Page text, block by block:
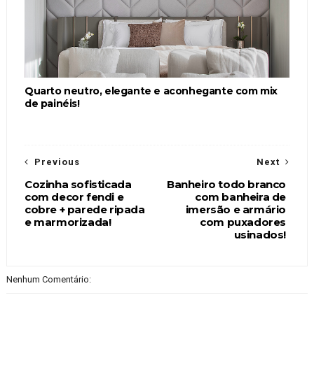
Quarto neutro, elegante e aconhegante com mix
de painéis!
Next
Banheiro todo branco
com banheira de
imersão e armário
com puxadores
usinados!
Previous
Cozinha sofisticada
com decor fendi e
cobre + parede ripada
e marmorizada!
Nenhum Comentário: